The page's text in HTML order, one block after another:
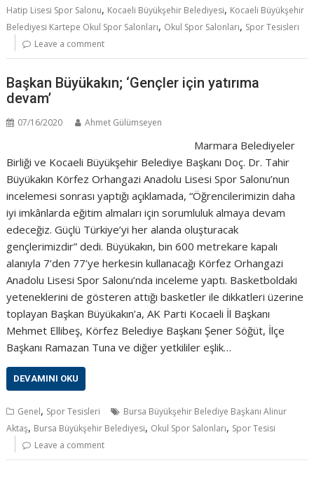
Hatip Lisesi Spor Salonu, Kocaeli Büyükşehir Belediyesi, Kocaeli Büyükşehir
Belediyesi Kartepe Okul Spor Salonları, Okul Spor Salonları, Spor Tesisleri
Leave a comment
Başkan Büyükakın; ‘Gençler için yatırıma
devam’
07/16/2020 Ahmet Gülümseyen
Marmara Belediyeler
Birliği ve Kocaeli Büyükşehir Belediye Başkanı Doç. Dr. Tahir
Büyükakın Körfez Orhangazi Anadolu Lisesi Spor Salonu’nun
incelemesi sonrası yaptığı açıklamada, “Öğrencilerimizin daha
iyi imkânlarda eğitim almaları için sorumluluk almaya devam
edeceğiz. Güçlü Türkiye’yi her alanda oluşturacak
gençlerimizdir” dedi. Büyükakın, bin 600 metrekare kapalı
alanıyla 7’den 77’ye herkesin kullanacağı Körfez Orhangazi
Anadolu Lisesi Spor Salonu’nda inceleme yaptı. Basketboldaki
yeteneklerini de gösteren attığı basketler ile dikkatleri üzerine
toplayan Başkan Büyükakın’a, AK Parti Kocaeli İl Başkanı
Mehmet Ellibeş, Körfez Belediye Başkanı Şener Söğüt, İlçe
Başkanı Ramazan Tuna ve diğer yetkililer eşlik…
DEVAMINI OKU
Genel, Spor Tesisleri
Bursa Büyükşehir Belediye Başkanı Alinur
Aktaş, Bursa Büyükşehir Belediyesi, Okul Spor Salonları, Spor Tesisi
Leave a comment